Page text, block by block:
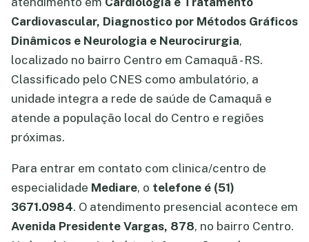
Cardiovascular, Diagnostico por Métodos Gráficos
Dinâmicos e Neurologia e Neurocirurgia,
localizado no bairro Centro em Camaquã - RS.
Classificado pelo CNES como ambulatório, a
unidade integra a rede de saúde de Camaquã e
atende a população local do Centro e regiões
próximas.
Para entrar em contato com clinica/centro de
especialidade Mediare, o telefone é (51)
3671.0984. O atendimento presencial acontece em
Avenida Presidente Vargas, 878, no bairro Centro.